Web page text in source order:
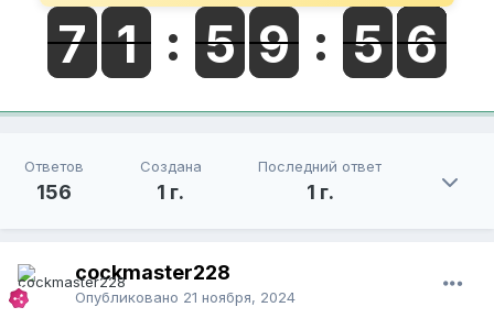
Ответов
156
Создана
1 г.
Последний ответ
1 г.
cockmaster228
Опубликовано 21 ноября, 2024